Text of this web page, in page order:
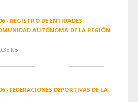
- REGISTRO DE ENTIDADES
AUTÓNOMA DE LA REGIÓN
KB
- FEDERACIONES DEPORTIVAS DE LA